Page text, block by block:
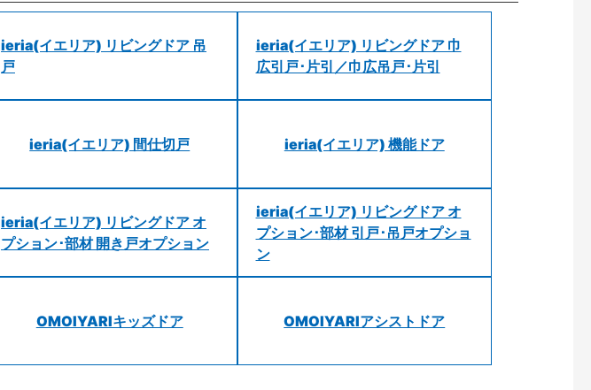
ieria(イエリア) リビングドア 吊
戸
ieria(イエリア) リビングドア 巾
広引戸･片引／巾広吊戸･片引
ieria(イエリア) 間仕切戸 ieria(イエリア) 機能ドア
ieria(イエリア) リビングドア オ
プション･部材 開き戸オプション
ieria(イエリア) リビングドア オ
プション･部材 引戸･吊戸オプショ
ン
OMOIYARIキッズドア OMOIYARIアシストドア